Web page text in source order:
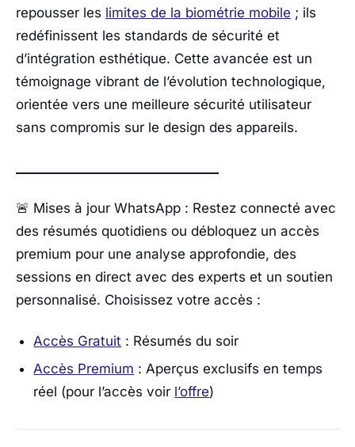
repousser les limites de la biométrie mobile ; ils
redéfinissent les standards de sécurité et
d’intégration esthétique. Cette avancée est un
témoignage vibrant de l’évolution technologique,
orientée vers une meilleure sécurité utilisateur
sans compromis sur le design des appareils.
🚨 Mises à jour WhatsApp : Restez connecté avec
des résumés quotidiens ou débloquez un accès
premium pour une analyse approfondie, des
sessions en direct avec des experts et un soutien
personnalisé. Choisissez votre accès :
Accès Gratuit : Résumés du soir
Accès Premium : Aperçus exclusifs en temps
réel (pour l’accès voir l’offre)